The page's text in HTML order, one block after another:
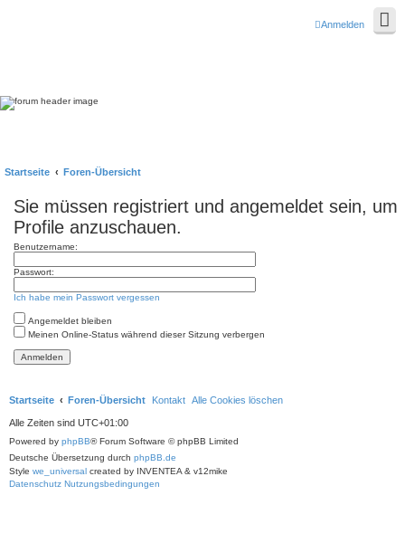
Anmelden
Startseite Foren-Übersicht
Sie müssen registriert und angemeldet sein, um
Profile anzuschauen.
Benutzername:
Passwort:
Ich habe mein Passwort vergessen
Angemeldet bleiben
Meinen Online-Status während dieser Sitzung verbergen
Startseite Foren-Übersicht Kontakt Alle Cookies löschen
Alle Zeiten sind UTC+01:00
Powered by phpBB® Forum Software © phpBB Limited
Deutsche Übersetzung durch phpBB.de
Style we_universal created by INVENTEA & v12mike
Datenschutz Nutzungsbedingungen